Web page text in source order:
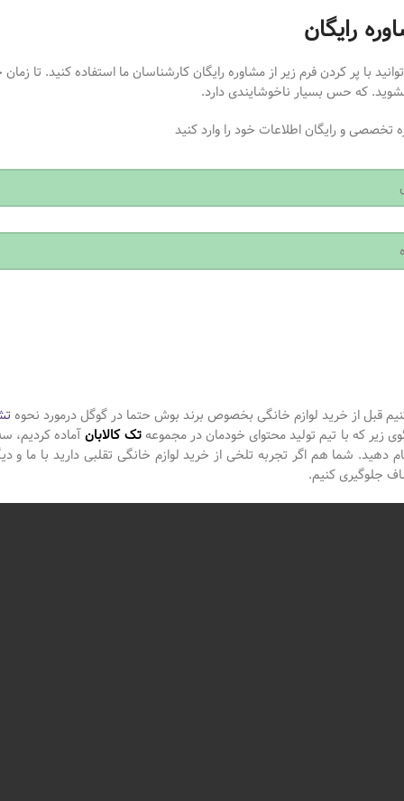
رایگان
با پر کردن فرم زیر از مشاوره رایگان کارشناسان ما استفاده کنید. تا
که حس بسیار ناخوشایندی دارد.
تخصصی و رایگان اطلاعات خود را وارد کنید
قبل از خرید لوازم خانگی بخصوص برند بوش حتما در گوگل درمورد نحوه
زیر که با تیم تولید محتوای خودمان در مجموعهتک کالابانآماده کردیم،
دهید. شما هم اگر تجربه تلخی از خرید لوازم خانگی تقلبی دارید با ما
جلوگیری کنیم.